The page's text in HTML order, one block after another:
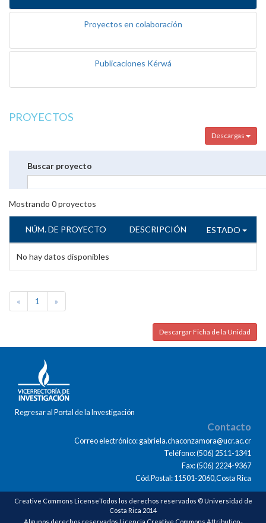
Proyectos en colaboración
Publicaciones Kérwá
PROYECTOS
Descargas
Buscar proyecto
Mostrando 0proyectos
NÚM. DE PROYECTO DESCRIPCIÓN ESTADO
No hay datos disponibles
« 1 »
Descargar Ficha de la Unidad
Regresar al Portal de la Investigación
Contacto
Correo electrónico: gabriela.chaconzamora@ucr.ac.cr
Teléfono: (506) 2511-1341
Fax: (506) 2224-9367
Cód.Postal: 11501-2060,Costa Rica
Creative Commons LicenseTodos los derechos reservados © Universidad de
Costa Rica 2014